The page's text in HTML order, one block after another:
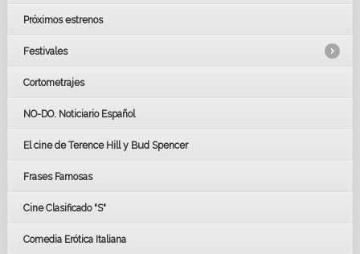
Próximos estrenos
Festivales
LOS OSCARS
GOYAS
BAFTA
Cortometrajes
NO-DO. Noticiario Español
El cine de Terence Hill y Bud Spencer
Frases Famosas
Cine Clasificado "S"
Comedia Erótica Italiana